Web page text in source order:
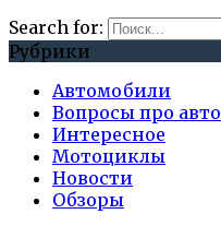
Search for:
Рубрики
Автомобили
Вопросы про авто
Интересное
Мотоциклы
Новости
Обзоры